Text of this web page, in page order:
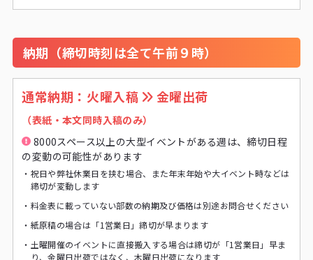
納期（締切時刻は全て午前９時）
通常納期：火曜入稿 金曜出荷
（表紙・本文同時入稿のみ）
8000スペース以上の大型イベントがある週は、締切日程
の変動の可能性があります
・ 祝日や弊社休業日を挟む場合、また年末年始や大イベント時などは
締切が変動します
・ 料金表に載っていない部数の納期及び価格は別途お問合せください
・ 紙原稿の場合は「1営業日」締切が早まります
・ 土曜開催のイベントに直接搬入する場合は締切が「1営業日」早ま
り、金曜日出荷ではなく、木曜日出荷になります